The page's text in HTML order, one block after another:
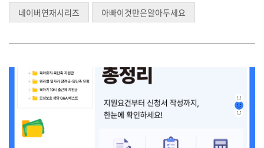
네이버연재시리즈
아빠이것만은알아두세요